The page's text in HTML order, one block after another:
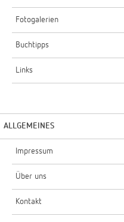
Fotogalerien
Buchtipps
Links
ALLGEMEINES
Impressum
Über uns
Kontakt